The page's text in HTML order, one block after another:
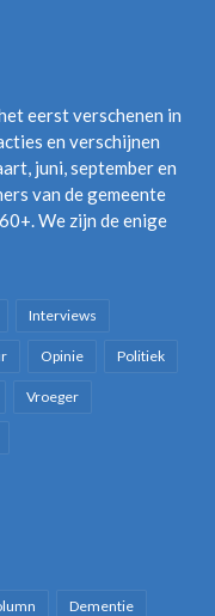
eerst verschenen in
en verschijnen
juni, september en
van de gemeente
We zijn de enige
Interviews
Opinie Politiek
Vroeger
Dementie